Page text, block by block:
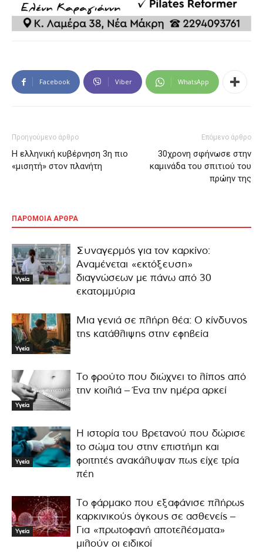
Facebook Viber WhatsApp
Προηγούμενο άρθρο
Η ελληνική κυβέρνηση 3η πιο
«μισητή» στον πλανήτη
Επόμενο άρθρο
30χρονη σφήνωσε στην
καμινάδα του σπιτιού του
πρώην της
ΠΑΡΟΜΟΙΑ ΑΡΘΡΑ
Υγεία
Συναγερμός για τον καρκίνο:
Αναμένεται «εκτόξευση»
διαγνώσεων με πάνω από 30
εκατομμύρια
Υγεία
Μια γενιά σε πλήρη θέα: Ο κίνδυνος
της κατάθλιψης στην εφηβεία
Υγεία
Το φρούτο που διώχνει το λίπος από
την κοιλιά – Ένα την ημέρα αρκεί
Υγεία
Η ιστορία του Βρετανού που δώρισε
το σώμα του στην επιστήμη και
φοιτητές ανακάλυψαν πως είχε τρία
πέη
Υγεία
Το φάρμακο που εξαφάνισε πλήρως
καρκινικούς όγκους σε ασθενείς –
Για «πρωτοφανή αποτελέσματα»
μιλούν οι ειδικοί